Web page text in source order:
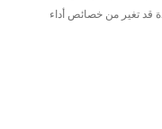
قد تغير من خصائص أداء